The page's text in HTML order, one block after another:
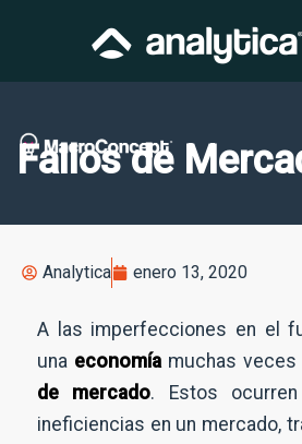
Fallos de
Analytica enero 13, 2020
A las imperfecciones en el
una economíamuchas
de mercado. Estos
ineficiencias en un mercado,